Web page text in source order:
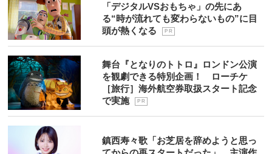
「デジタルVSおもちゃ」の先にあ
る“時が流れても変わらないもの”に目
頭が熱くなる
P R
舞台『となりのトトロ』ロンドン公演
を観劇できる特別企画！ ローチケ
［旅行］海外航空券取扱スタート記念
で実施
P R
鎮西寿々歌「お芝居を辞めようと思っ